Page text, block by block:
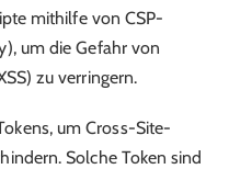
mithilfe von CSP-
um die Gefahr von
zu verringern.
um Cross-Site-
Solche Token sind